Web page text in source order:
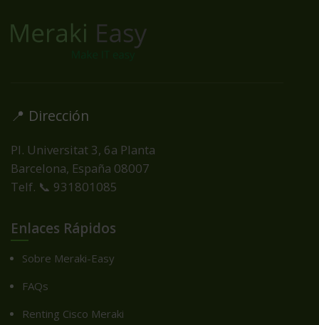
📍 Dirección
Pl. Universitat 3, 6a Planta
Barcelona, España 08007
Telf. 📞 931801085
Enlaces Rápidos
Sobre Meraki-Easy
FAQs
Renting Cisco Meraki